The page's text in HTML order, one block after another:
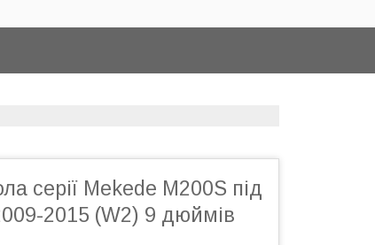
серії Mekede M200S під
2015 (W2) 9 дюймів